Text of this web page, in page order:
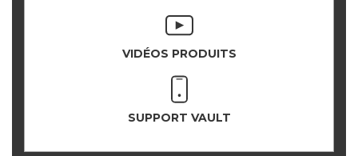
VIDÉOS PRODUITS
SUPPORT VAULT